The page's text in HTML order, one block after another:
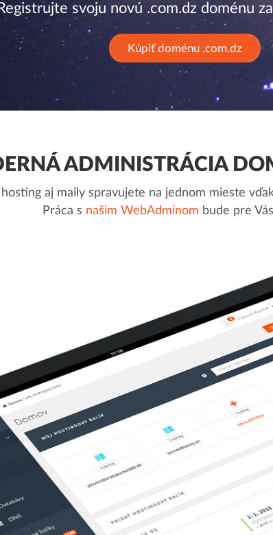
Registrujte svoju novú .com.dz doménu
Kúpiť doménu .com.dz
ADMINISTRÁCIA
aj maily spravujete na jednom mieste
Práca s našim WebAdminom bude pre